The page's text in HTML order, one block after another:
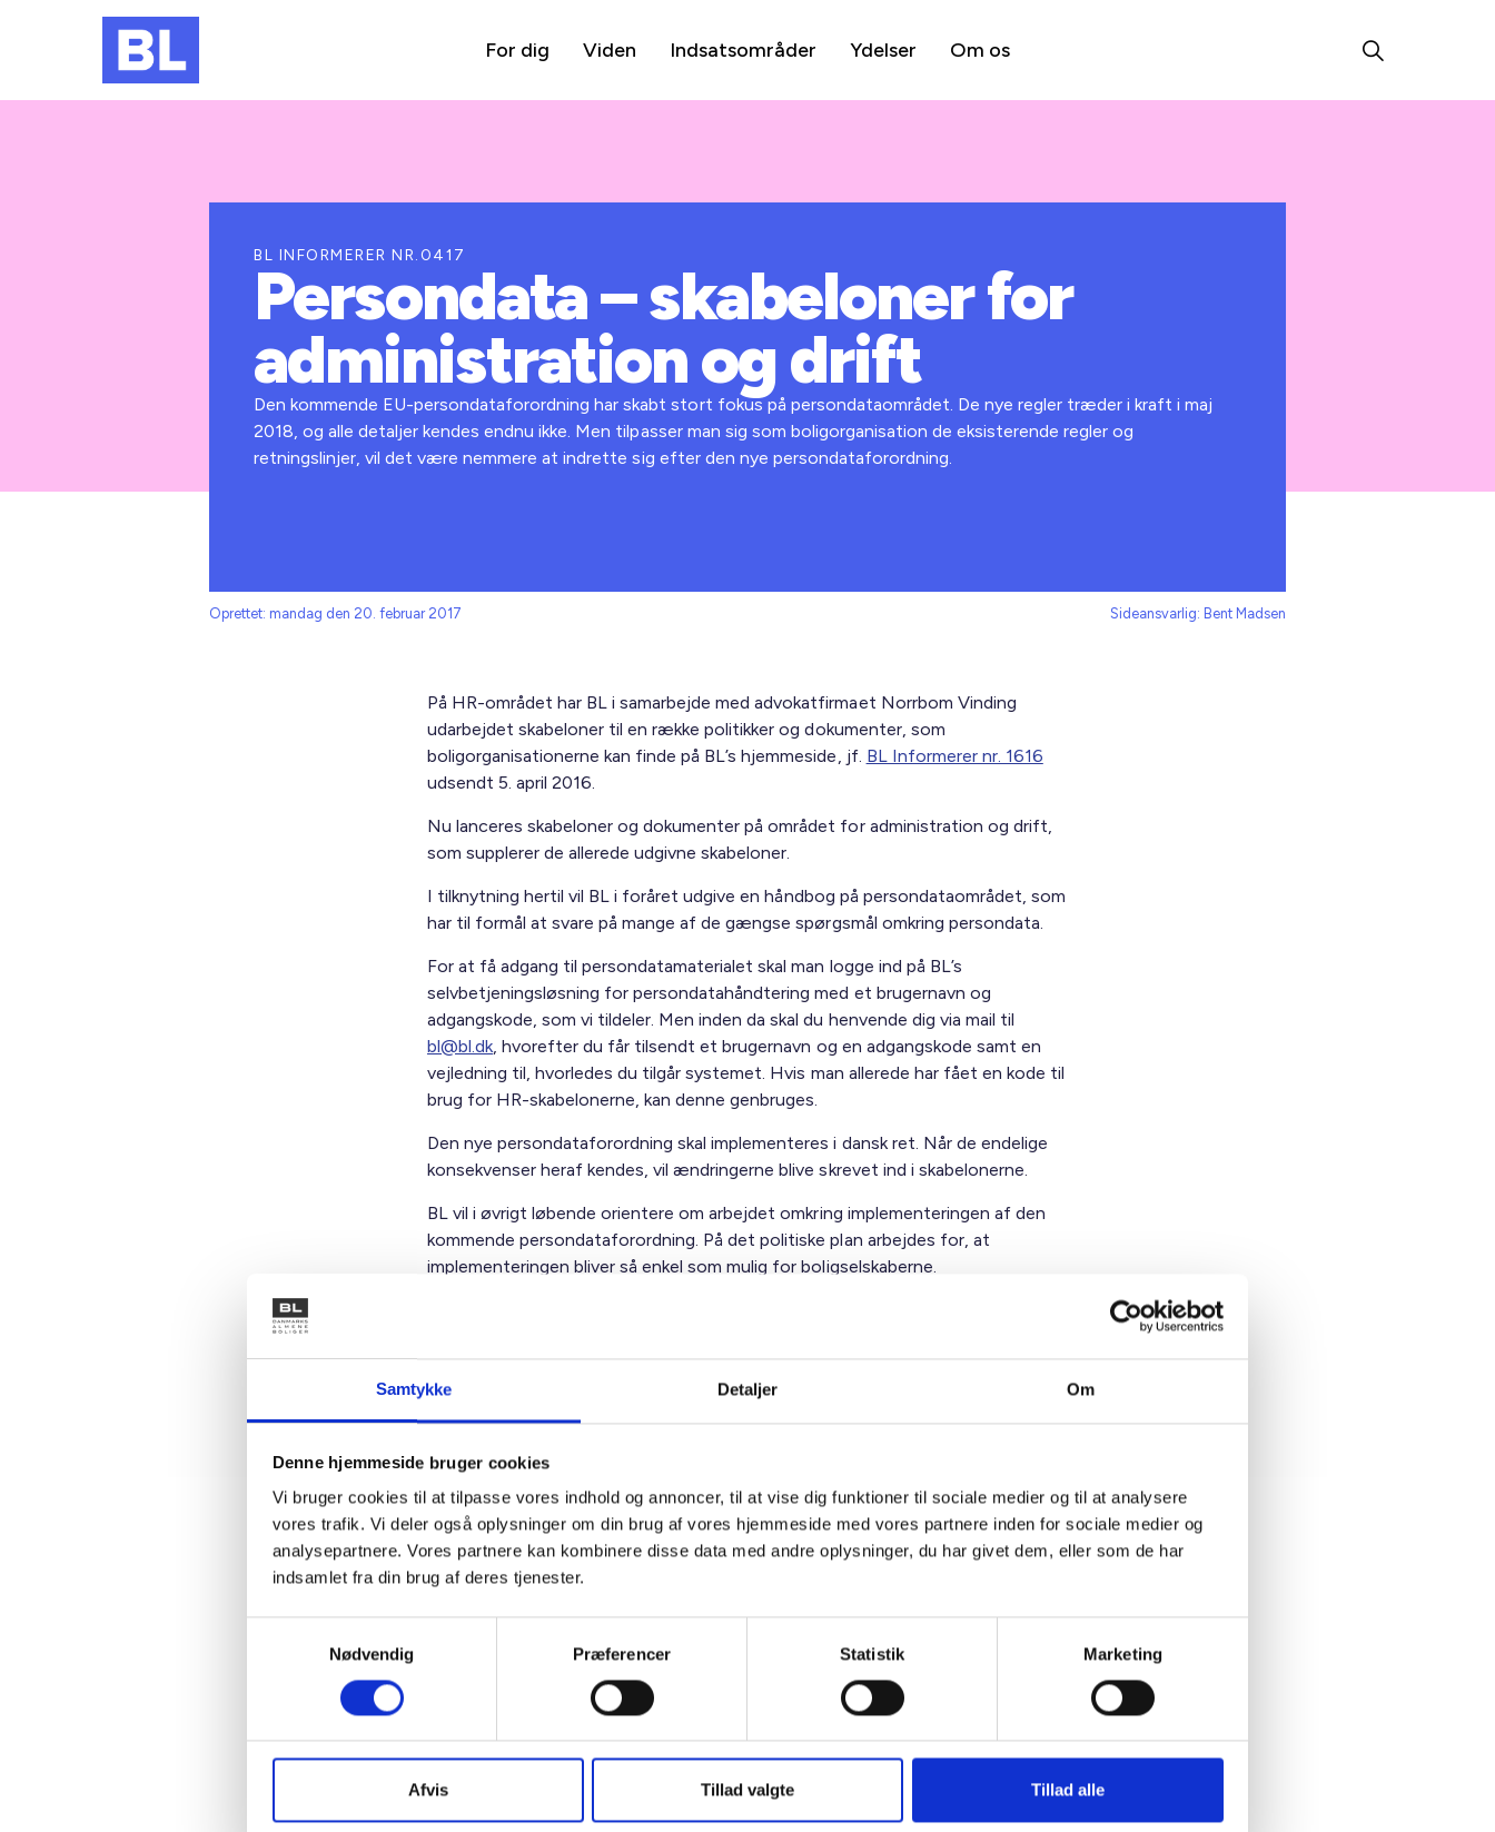
Samtykke Detaljer Om
Denne hjemmeside bruger cookies
Vi bruger cookies til at tilpasse vores indhold og annoncer, til at vise dig funktioner til sociale medier og til at analysere
vores trafik. Vi deler også oplysninger om din brug af vores hjemmeside med vores partnere inden for sociale medier og
analysepartnere. Vores partnere kan kombinere disse data med andre oplysninger, du har givet dem, eller som de har
indsamlet fra din brug af deres tjenester.
Nødvendig
Præferencer Statistik Marketing
Afvis Tillad valgte Tillad alle
For dig Viden Indsatsområder Ydelser Om os
BL INFORMERER NR.0417
Persondata – skabeloner for
administration og drift
Den kommende EU-persondataforordning har skabt stort fokus på persondataområdet. De nye regler træder i kraft i maj
2018, og alle detaljer kendes endnu ikke. Men tilpasser man sig som boligorganisation de eksisterende regler og
retningslinjer, vil det være nemmere at indrette sig efter den nye persondataforordning.
Oprettet: mandag den 20. februar 2017 Sideansvarlig: Bent Madsen
På HR-området har BL i samarbejde med advokatfirmaet Norrbom Vinding
udarbejdet skabeloner til en række politikker og dokumenter, som
boligorganisationerne kan finde på BL’s hjemmeside, jf. BL Informerer nr. 1616
udsendt 5. april 2016.
Nu lanceres skabeloner og dokumenter på området for administration og drift,
som supplerer de allerede udgivne skabeloner.
I tilknytning hertil vil BL i foråret udgive en håndbog på persondataområdet, som
har til formål at svare på mange af de gængse spørgsmål omkring persondata.
For at få adgang til persondatamaterialet skal man logge ind på BL’s
selvbetjeningsløsning for persondatahåndtering med et brugernavn og
adgangskode, som vi tildeler. Men inden da skal du henvende dig via mail til
bl@bl.dk, hvorefter du får tilsendt et brugernavn og en adgangskode samt en
vejledning til, hvorledes du tilgår systemet. Hvis man allerede har fået en kode til
brug for HR-skabelonerne, kan denne genbruges.
Den nye persondataforordning skal implementeres i dansk ret. Når de endelige
konsekvenser heraf kendes, vil ændringerne blive skrevet ind i skabelonerne.
BL vil i øvrigt løbende orientere om arbejdet omkring implementeringen af den
kommende persondataforordning. På det politiske plan arbejdes for, at
implementeringen bliver så enkel som mulig for boligselskaberne.
Med venlig hilsen
Bent Madsen / Jacob Bjørnsholm Madsen
Kontakt
Bent Madsen